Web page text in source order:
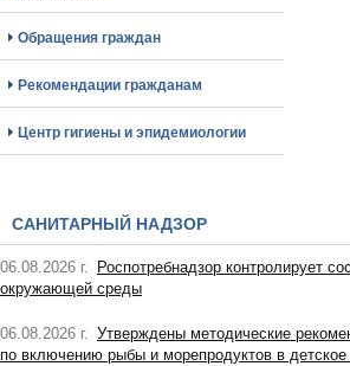
Обращения граждан
Рекомендации гражданам
Центр гигиены и эпидемиологии
САНИТАРНЫЙ НАДЗОР
06.08.2026 г.
Роспотребнадзор контролирует
окружающей среды
06.08.2026 г. Утверждены методические
по включению рыбы и морепродуктов в